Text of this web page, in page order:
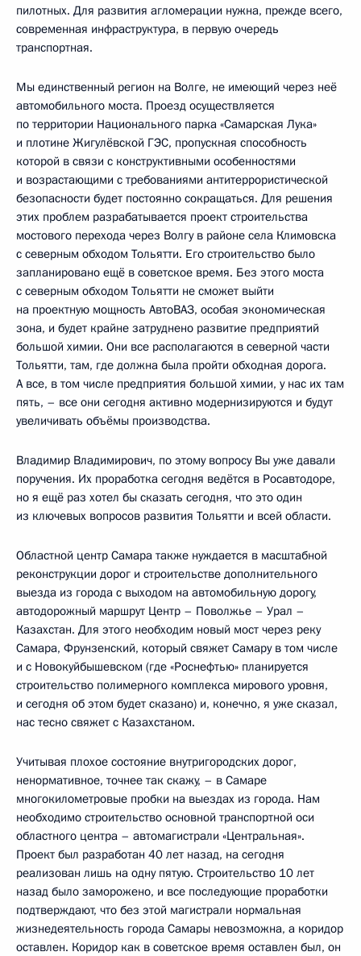
пилотных. Для развития агломерации нужна, прежде всего,
современная инфраструктура, в первую очередь
транспортная.
Мы единственный регион на Волге, не имеющий через неё
автомобильного моста. Проезд осуществляется
по территории Национального парка «Самарская Лука»
и плотине Жигулёвской ГЭС, пропускная способность
которой в связи с конструктивными особенностями
и возрастающими с требованиями антитеррористической
безопасности будет постоянно сокращаться. Для решения
этих проблем разрабатывается проект строительства
мостового перехода через Волгу в районе села Климовска
с северным обходом Тольятти. Его строительство было
запланировано ещё в советское время. Без этого моста
с северным обходом Тольятти не сможет выйти
на проектную мощность АвтоВАЗ, особая экономическая
зона, и будет крайне затруднено развитие предприятий
большой химии. Они все располагаются в северной части
Тольятти, там, где должна была пройти обходная дорога.
А все, в том числе предприятия большой химии, у нас их там
пять, – все они сегодня активно модернизируются и будут
увеличивать объёмы производства.
Владимир Владимирович, по этому вопросу Вы уже давали
поручения. Их проработка сегодня ведётся в Росавтодоре,
но я ещё раз хотел бы сказать сегодня, что это один
из ключевых вопросов развития Тольятти и всей области.
Областной центр Самара также нуждается в масштабной
реконструкции дорог и строительстве дополнительного
выезда из города с выходом на автомобильную дорогу,
автодорожный маршрут Центр – Поволжье – Урал –
Казахстан. Для этого необходим новый мост через реку
Самара, Фрунзенский, который свяжет Самару в том числе
и с Новокуйбышевском (где «Роснефтью» планируется
строительство полимерного комплекса мирового уровня,
и сегодня об этом будет сказано) и, конечно, я уже сказал,
нас тесно свяжет с Казахстаном.
Учитывая плохое состояние внутригородских дорог,
ненормативное, точнее так скажу, – в Самаре
многокилометровые пробки на выездах из города. Нам
необходимо строительство основной транспортной оси
областного центра – автомагистрали «Центральная».
Проект был разработан 40 лет назад, на сегодня
реализован лишь на одну пятую. Строительство 10 лет
назад было заморожено, и все последующие проработки
подтверждают, что без этой магистрали нормальная
жизнедеятельность города Самары невозможна, а коридор
оставлен. Коридор как в советское время оставлен был, он